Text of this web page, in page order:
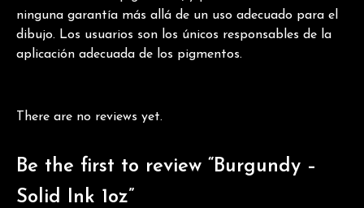
ninguna garantía más allá de un uso adecuado para el
dibujo. Los usuarios son los únicos responsables de la
aplicación adecuada de los pigmentos.
There are no reviews yet.
Be the first to review “Burgundy –
Solid Ink 1oz”